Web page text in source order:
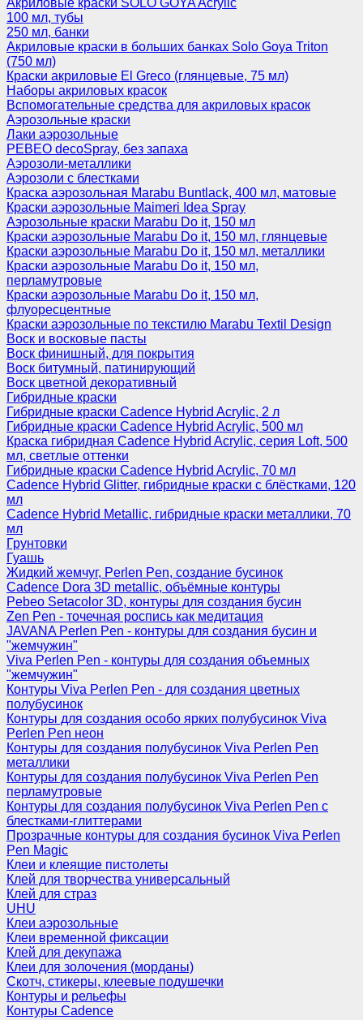
Акриловые краски SOLO GOYA Acrylic
100 мл, тубы
250 мл, банки
Акриловые краски в больших банках Solo Goya Triton
(750 мл)
Краски акриловые El Greco (глянцевые, 75 мл)
Наборы акриловых красок
Вспомогательные средства для акриловых красок
Аэрозольные краски
Лаки аэрозольные
PEBEO decoSpray, без запаха
Аэрозоли-металлики
Аэрозоли с блестками
Краска аэрозольная Marabu Buntlack, 400 мл, матовые
Краски аэрозольные Maimeri Idea Spray
Аэрозольные краски Marabu Do it, 150 мл
Краски аэрозольные Marabu Do it, 150 мл, глянцевые
Краски аэрозольные Marabu Do it, 150 мл, металлики
Краски аэрозольные Marabu Do it, 150 мл,
перламутровые
Краски аэрозольные Marabu Do it, 150 мл,
флуоресцентные
Краски аэрозольные по текстилю Marabu Textil Design
Воск и восковые пасты
Воск финишный, для покрытия
Воск битумный, патинирующий
Воск цветной декоративный
Гибридные краски
Гибридные краски Cadence Hybrid Acrylic, 2 л
Гибридные краски Cadence Hybrid Acrylic, 500 мл
Краска гибридная Cadence Hybrid Acrylic, серия Loft, 500
мл, светлые оттенки
Гибридные краски Cadence Hybrid Acrylic, 70 мл
Cadence Hybrid Glitter, гибридные краски с блёстками, 120
мл
Cadence Hybrid Metallic, гибридные краски металлики, 70
мл
Грунтовки
Гуашь
Жидкий жемчуг, Perlen Pen, создание бусинок
Cadence Dora 3D metallic, объёмные контуры
Pebeo Setacolor 3D, контуры для создания бусин
Zen Pen - точечная роспись как медитация
JAVANA Perlen Pen - контуры для создания бусин и
"жемчужин"
Viva Perlen Pen - контуры для создания объемных
"жемчужин"
Контуры Viva Perlen Pen - для создания цветных
полубусинок
Контуры для создания особо ярких полубусинок Viva
Perlen Pen неон
Контуры для создания полубусинок Viva Perlen Pen
металлики
Контуры для создания полубусинок Viva Perlen Pen
перламутровые
Контуры для создания полубусинок Viva Perlen Pen с
блестками-глиттерами
Прозрачные контуры для создания бусинок Viva Perlen
Pen Magic
Клеи и клеящие пистолеты
Клей для творчества универсальный
Клей для страз
UHU
Клеи аэрозольные
Клеи временной фиксации
Клей для декупажа
Клеи для золочения (морданы)
Скотч, стикеры, клеевые подушечки
Контуры и рельефы
Контуры Cadence